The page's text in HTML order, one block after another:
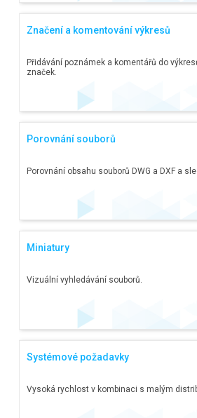
Značení a komentování výkresů
Přidávání poznámek a komentářů do
značek.
Porovnání souborů
Porovnání obsahu souborů DWG a DXF a
Miniatury
Vizuální vyhledávání souborů.
Systémové požadavky
Vysoká rychlost v kombinaci s malým